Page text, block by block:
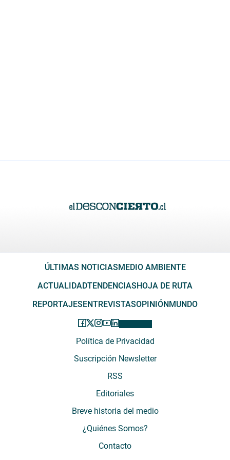
ÚLTIMAS NOTICIAS MEDIO AMBIENTE
ACTUALIDADTENDENCIAS HOJA DE RUTA
REPORTAJES ENTREVISTASOPINIÓN MUNDO
Política de Privacidad
Suscripción Newsletter
RSS
Editoriales
Breve historia del medio
¿Quiénes Somos?
Contacto